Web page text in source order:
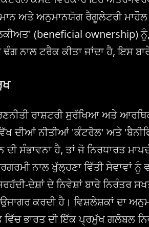
ਅਤੇ ਅਨੁਮਾਨਯੋਗ ਰੈਗੂਲੇਟਰੀ ਮਾਹੌਲ
(beneficial ownership)
ਢੰਗ ਨਾਲ ਟਰੈਕ ਕੀਤਾ ਜਾਂਦਾ ਹੈ, ਇਸ
ਰਾਸ਼ਟਰੀ ਸੁਰੱਖਿਆ ਅਤੇ
ਦੀਆਂ ਨੀਤੀਆਂ 'ਕੰਟਰੋਲ' ਅਤੇ
ਦੀ ਸੰਭਾਵਨਾ ਹੈ, ਤਾਂ ਜੋ ਨਿਰਧਾਰਤ
ਨਾਲ ਖੁੱਲ੍ਹਣਾ ਵਿੱਤੀ ਸੇਵਾਵਾਂ
ਦੇਸ਼ਾਂ ਦੇ ਨਿਵੇਸ਼ਾਂ ਬਾਰੇ ਨਿਰੰਤਰ
ਉਜਾਗਰ ਕਰਦੀ ਹੈ। ਵਿਸ਼ਲੇਸ਼ਕਾਂ ਦਾ
ਭਾਰਤ ਦੀ ਇੱਕ ਪ੍ਰਮੁੱਖ ਗਲੋਬਲ